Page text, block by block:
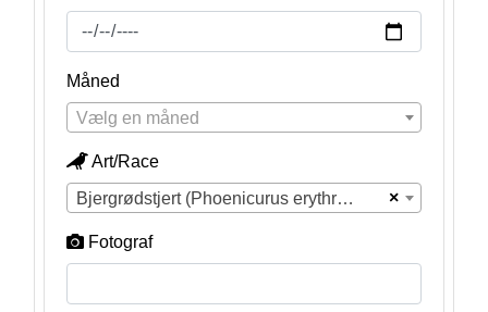
Måned
Vælg en måned
Art/Race
×
Bjergrødstjert (Phoenicurus erythrogastrus)
Fotograf